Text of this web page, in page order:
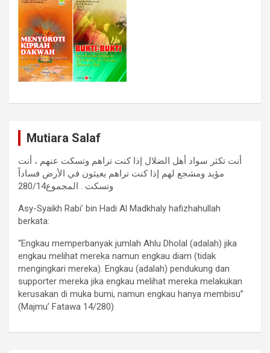
Mutiara Salaf
أنت تكثر سواد أهل الضلال إذا كنت تراهم وتسكت عنهم ، أنت
مؤيد ومشجع لهم إذا كنت تراهم يعيثون في الأرض فساداً
وتسكت . المجموع280/14
Asy-Syaikh Rabi’ bin Hadi Al Madkhaly hafizhahullah
berkata:
“Engkau memperbanyak jumlah Ahlu Dholal (adalah) jika
engkau melihat mereka namun engkau diam (tidak
mengingkari mereka). Engkau (adalah) pendukung dan
supporter mereka jika engkau melihat mereka melakukan
kerusakan di muka bumi, namun engkau hanya membisu”
(Majmu’ Fatawa 14/280)